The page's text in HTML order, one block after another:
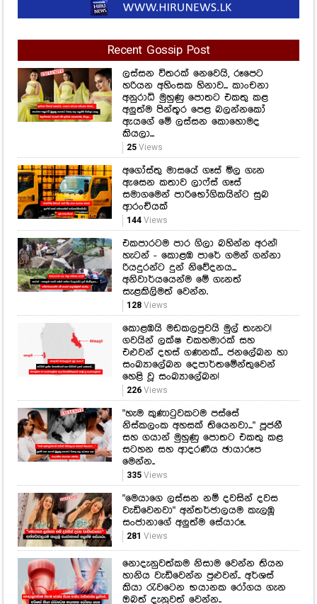
Recent Gossip Post
ලස්සන විතරක් නෙවෙයි, රූපෙට
හරියන අහිංසක හිනාව... කාංචනා
අනුරාධි මුහුණු පොතට එකතු කළ
අලුත්ම පින්තූර පෙළ බලන්නකෝ
ඇයගේ මේ ලස්සන කොහොමද
කියලා...
25Views
අගෝස්තු මාසයේ ගෑස් මිල ගැන
ඇසෙන කතාව ලාෆ්ස් ගෑස්
සමාගමෙන් පාරිභෝගිකයින්ට සුබ
ආරංචියක්
144Views
එකපාරටම පාර ගිලා බහින්න අරන්!
හැටන් - කොළඹ පාරේ ගමන් ගන්නා
රියදුරන්ට දුන් නිවේදනය...
අනිවාර්යයෙන්ම මේ ගැනත්
සැළකිලිමත් වෙන්න.
128Views
කොළඹයි මඩකලපුවයි මුල් තැනට!
ගවයින් ලක්ෂ එකහමාරක් සහ
එළුවන් දහස් ගණනක්... ජනලේඛන හා
සංඛ්‍යාලේඛන දෙපාර්තමේන්තුවෙන්
හෙළි වූ සංඛ්‍යාලේඛන!
226Views
"හැම කුණාටුවකටම පස්සේ
නිස්කලංක අහසක් තියෙනවා..." පූජනී
සහ ගයාන් මුහුණු පොතට එකතු කළ
සටහන සහ ආදරණීය ඡායාරූප
මෙන්න..
335Views
"මෙයාගෙ ලස්සන නම් දවසින් දවස
වැඩිවෙනවා" අන්තර්ජාලයම කැලඹූ
සංජානාගේ අලුත්ම සේයාරූ.
281 Views
නොදැනුවත්කම නිසාම වෙන්න තියන
හානිය වැඩිවෙන්න පුළුවන්.. අර්ශස්
කියා රැවටෙන භයානක රෝගය ගැන
ඔබත් දැනුවත් වෙන්න..